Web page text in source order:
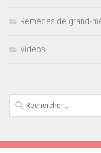
Remèdes de grand-
Vidéos
Rechercher :